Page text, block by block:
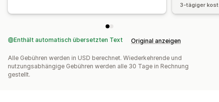
3-tägiger
Enthält automatisch übersetzten Text Original anzeigen
Alle Gebühren werden in USD berechnet. Wiederkehrende und
nutzungsabhängige Gebühren werden alle 30 Tage in Rechnung
gestellt.